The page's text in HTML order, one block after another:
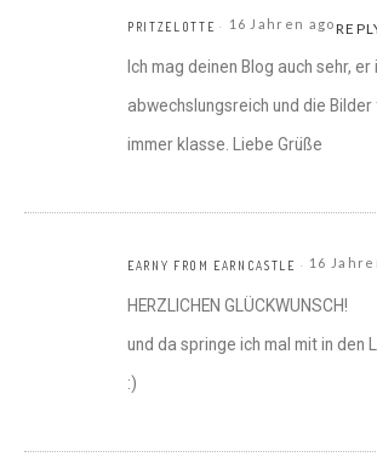
PRITZELOTTE 16 Jahren ago
Ich mag deinen Blog auch sehr, er
abwechslungsreich und die Bilder
immer klasse. Liebe Grüße
EARNY FROM EARNCASTLE 16
HERZLICHEN GLÜCKWUNSCH!
und da springe ich mal mit in den
:)